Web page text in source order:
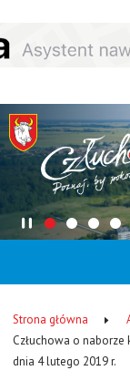
Przejdź
do
Przejdź
do
Przejdź
do
Przejdź
do
Zatrzymaj
PokażPokaż
Menu
główne
Ścieżka
nawigacyjna
Strona główna
Człuchowa o
dnia 4 lutego 2019 r.